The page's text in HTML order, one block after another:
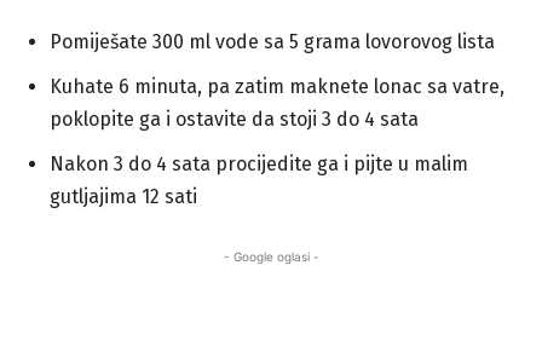
Pomiješate 300 ml vode sa 5 grama lovorovog lista
Kuhate 6 minuta, pa zatim maknete lonac sa vatre,
poklopite ga i ostavite da stoji 3 do 4 sata
Nakon 3 do 4 sata procijedite ga i pijte u malim
gutljajima 12 sati
- Google oglasi -